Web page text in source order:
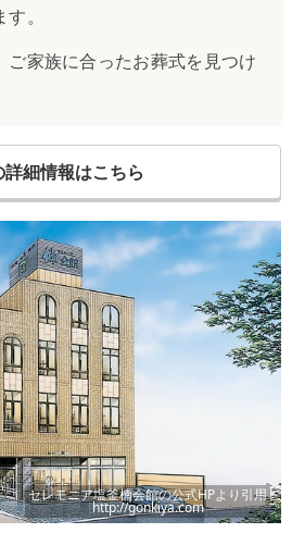
。
ご家族に合ったお葬式を見つけ
細情報はこちら
セレモニア塩釜楠会館の公式HPより引用
http://gonkiya.com